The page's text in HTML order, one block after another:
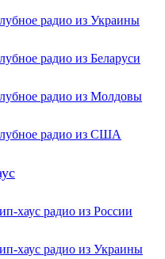
радио из Украины
радио из Беларуси
радио из Молдовы
радио из США
хаус радио из России
хаус радио из Украины